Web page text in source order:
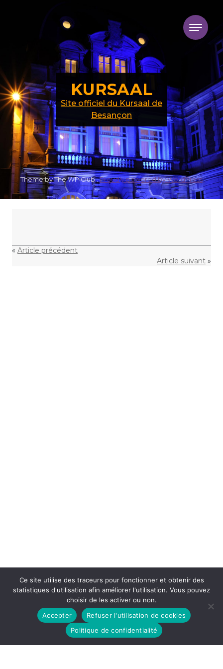
« Article précédent
Article suivant »
KURSAAL
Site officiel du Kursaal de
Besançon
Theme by The WP Club .Proudly powered by WordPress
Ce site utilise des traceurs pour fonctionner et obtenir des
statistiques d'utilisation afin améliorer l'utilisation. Vous pouvez
choisir de les activer ou non.
Accepter
Refuser l'utilisation de cookies
Politique de confidentialité